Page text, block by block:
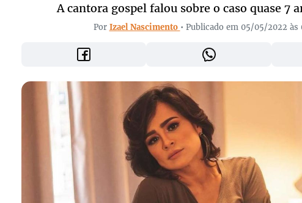
A cantora gospel falou sobre o caso quase 7
Por Izael Nascimento • Publicado em 05/05/2022 às